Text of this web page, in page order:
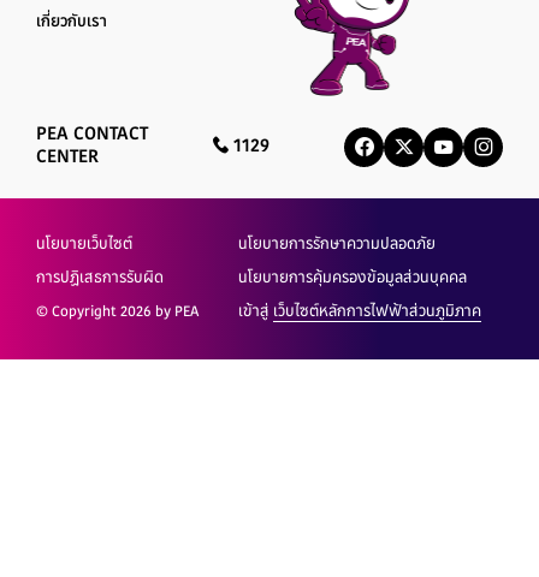
เกี่ยวกับเรา
PEA CONTACT
CENTER
1129
นโยบายเว็บไซต์ นโยบายการรักษาความปลอดภัย
นโยบายการคุ้มครองข้อมูลส่วนบุคคล
การปฏิเสธการรับผิด
© Copyright 2026 by PEA เข้าสู่ เว็บไซต์หลักการไฟฟ้าส่วนภูมิภาค